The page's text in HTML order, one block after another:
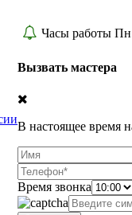
Часы работы
Вызвать мастера
В настоящее время
Время звонка